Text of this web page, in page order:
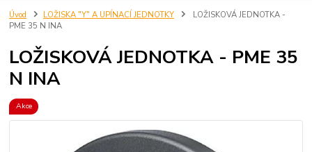
Úvod LOŽISKA "Y" A UPÍNACÍ JEDNOTKY
LOŽISKOVÁ JEDNOTKA -
PME 35 N INA
LOŽISKOVÁ JEDNOTKA - PME 35
N INA
Akce